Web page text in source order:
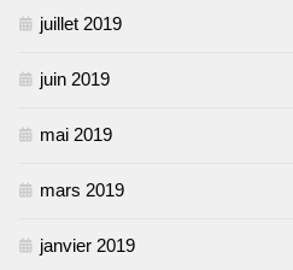
juillet 2019
juin 2019
mai 2019
mars 2019
janvier 2019